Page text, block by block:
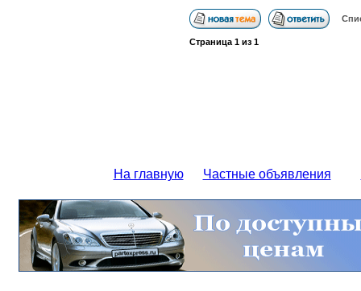
Страница 1из 1
На главную Частные объявления